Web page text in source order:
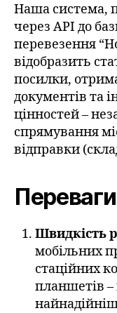
Наша система,
через API до
перевезення
відобразить
посилки,
документів та
цінностей –
спрямування
відправки
Швидкість
мобільних
стаційних
планшетів